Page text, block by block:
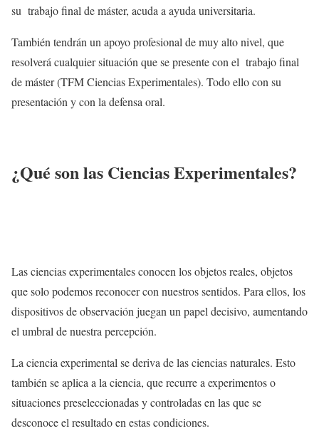
su trabajo final de máster, acuda a ayuda universitaria.
También tendrán un apoyo profesional de muy alto nivel, que
resolverá cualquier situación que se presente con el trabajo final
de máster (TFM Ciencias Experimentales). Todo ello con su
presentación y con la defensa oral.
¿Qué son las Ciencias Experimentales?
Las ciencias experimentales conocen los objetos reales, objetos
que solo podemos reconocer con nuestros sentidos. Para ellos, los
dispositivos de observación juegan un papel decisivo, aumentando
el umbral de nuestra percepción.
La ciencia experimental se deriva de las ciencias naturales. Esto
también se aplica a la ciencia, que recurre a experimentos o
situaciones preseleccionadas y controladas en las que se
desconoce el resultado en estas condiciones.